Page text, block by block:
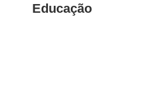
Educação